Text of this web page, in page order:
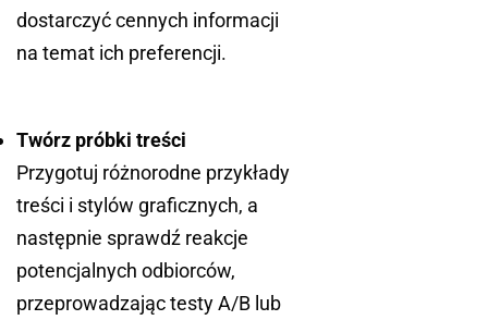
dostarczyć cennych informacji
na temat ich preferencji.
Twórz próbki treści
Przygotuj różnorodne przykłady
treści i stylów graficznych, a
następnie sprawdź reakcje
potencjalnych odbiorców,
przeprowadzając testy A/B lub